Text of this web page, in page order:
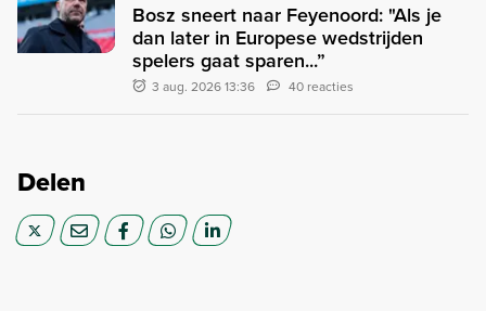
Bosz sneert naar Feyenoord: "Als je
dan later in Europese wedstrijden
spelers gaat sparen...”
3 aug. 2026 13:36 40 reacties
Delen